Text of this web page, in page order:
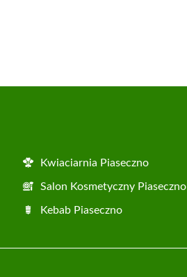
Kwiaciarnia Piaseczno
Salon Kosmetyczny Piaseczno
Kebab Piaseczno